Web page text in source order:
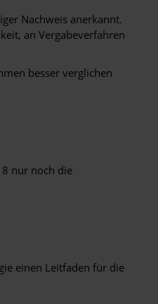
Nachweis anerkannt.
an Vergabeverfahren
besser verglichen
nur noch die
einen Leitfaden für die